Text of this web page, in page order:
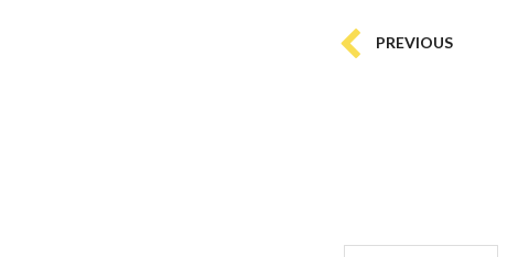
PREVIOUS